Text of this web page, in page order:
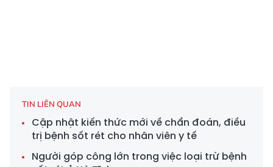
TIN LIÊN QUAN
Cập nhật kiến thức mới về chẩn đoán, điều
trị bệnh sốt rét cho nhân viên y tế
Người góp công lớn trong việc loại trừ bệnh